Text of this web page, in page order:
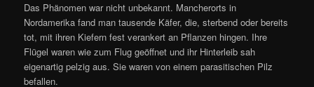
Das Phänomen war nicht unbekannt. Mancherorts in
Nordamerika fand man tausende Käfer, die, sterbend oder bereits
tot, mit ihren Kiefern fest verankert an Pflanzen hingen. Ihre
Flügel waren wie zum Flug geöffnet und ihr Hinterleib sah
eigenartig pelzig aus. Sie waren von einem parasitischen Pilz
befallen.